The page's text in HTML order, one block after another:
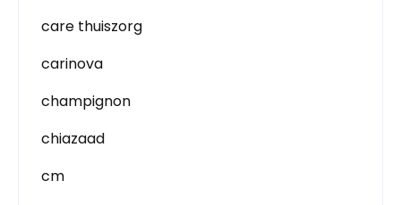
care thuiszorg
carinova
champignon
chiazaad
cm